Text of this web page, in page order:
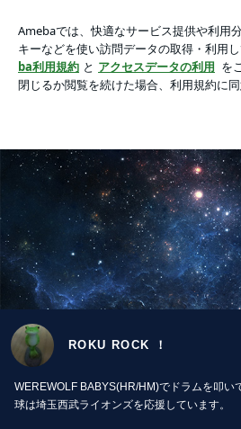
アプリをダウンロードして ブログの更新
ょう。
ROKU ROCK ！
WEREWOLF BABYS(HR/HM)でドラムを叩い
球は埼玉西武ライオンズを応援しています。